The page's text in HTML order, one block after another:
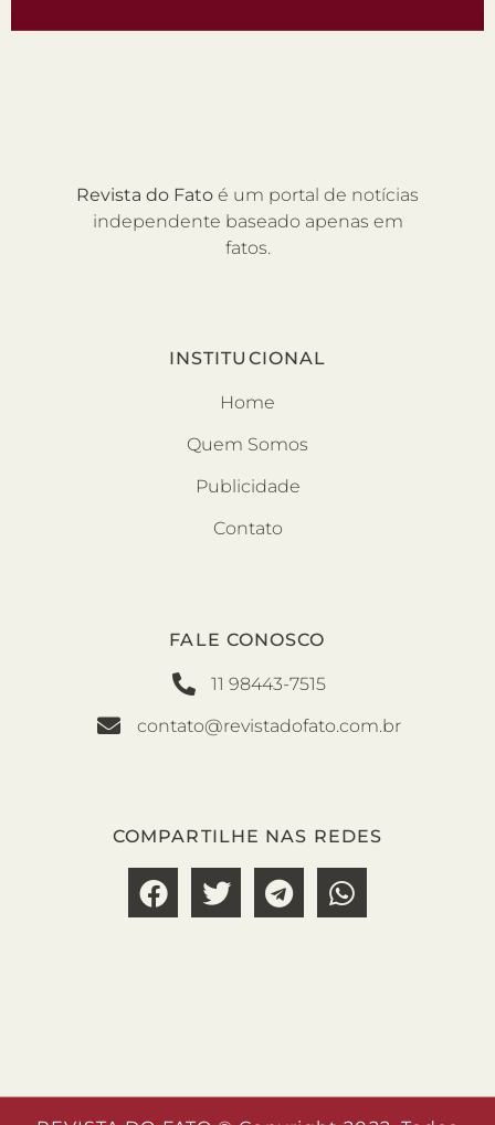
Revista do Fato é um portal de notícias
independente baseado apenas em
fatos.
INSTITUCIONAL
Home
Quem Somos
Publicidade
Contato
FALE CONOSCO
11 98443-7515
contato@revistadofato.com.br
COMPARTILHE NAS REDES